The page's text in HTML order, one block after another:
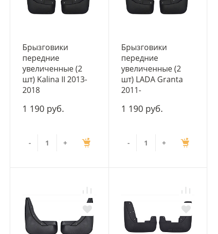
Брызговики
передние
увеличенные (2
шт) Kalina II 2013-
2018
1 190 руб.
- +
Брызговики
передние
увеличенные (2
шт) LADA Granta
2011-
1 190 руб.
- +